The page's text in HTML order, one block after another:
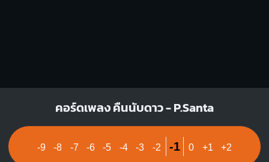
คอร์ดเพลง คืนนับดาว - P.Santa
-9 -8 -7 -6 -5 -4 -3 -2 -1 0 +1 +2